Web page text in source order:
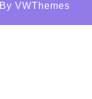
By VWThemes